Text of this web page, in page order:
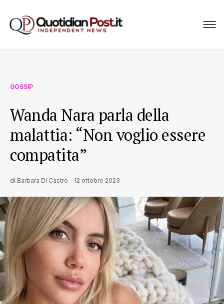
GOSSIP
Wanda Nara parla della
malattia: “Non voglio essere
compatita”
di Barbara Di Castro - 12 ottobre 2023